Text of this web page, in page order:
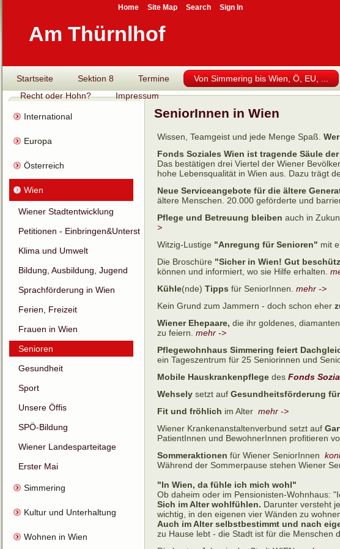
Am Thürnlhof
Startseite Sektion 8 Termine Von Simmering bis Wien, Ö, EU, ...
Recht oder Hohn?
Impressum
International
Europa
Österreich
Wien
Wiener Stadtentwicklung
Petitionen - Einbringen&Unterstützen
Klima und Umwelt
Bildung, Ausbildung, Jugend
Sprachförderung in Wien
Ferien, Freizeit
Frauen in Wien
Senioren
Gesundheit
Sport
Unsere Öffis
SPÖ-Bildung
Wiener Landesparteitage
Erster Mai
Simmering
Kultur und Unterhaltung
Wohnen in Wien
SeniorInnen in Wien
Wissen, Teamgeist und jede Menge Spaß.
Fonds Soziales Wien ist tragende Säule
Das bestätigen drei Viertel der Wiener
hohe Lebensqualität in Wien aus. Dazu trägt
Neue Serviceangebote für die ältere
ältere Menschen. 20.000 geförderte und
Pflege und Betreuung bleiben auch in
>
Witzig-Lustige "Anregung für Senioren" mit
Die Broschüre "Sicher in Wien! Gut
können und informiert, wo sie Hilfe erhalten.
Kühle(nde) Tipps für SeniorInnen. mehr ->
Kein Grund zum Jammern - doch schon eher
Wiener Ehepaare, die ihr goldenes,
zu feiern. mehr ->
Pflegewohnhaus Simmering feiert
ein Tageszentrum für 25 Seniorinnen und
Mobile Hauskrankenpflege des Fonds
Wehsely setzt auf Gesundheitsförderung
Fit und fröhlich im Alter mehr ->
Wiener Krankenanstaltenverbund setzt auf
PatientInnen und BewohnerInnen profitieren
Sommeraktionen für Wiener SeniorInnen
Während der Sommerpause stehen Wiener
"In Wien, da fühle ich mich wohl"
Ob daheim oder im Pensionisten-Wohnhaus:
Sich im Alter wohlfühlen. Darunter versteht
wichtig, in den eigenen vier Wänden zu
Auch im Alter selbstbestimmt und nach
zu Hause lebt - die Stadt ist für die Menschen
Home Site Map Search Sign In